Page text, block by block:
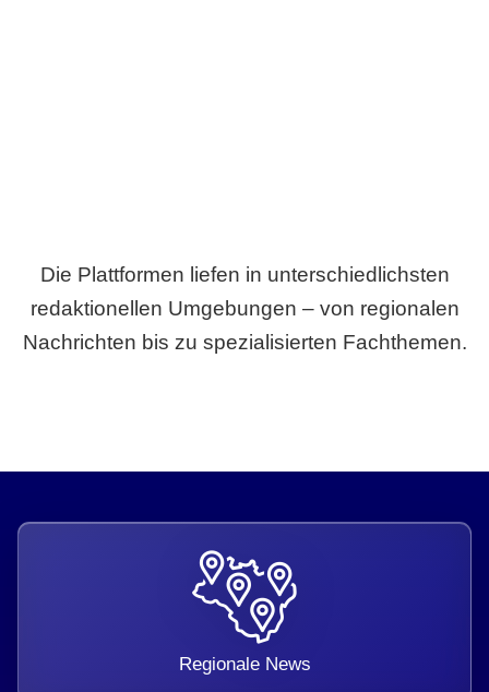
Die Plattformen liefen in unterschiedlichsten
redaktionellen Umgebungen – von regionalen
Nachrichten bis zu spezialisierten Fachthemen.
Regionale News